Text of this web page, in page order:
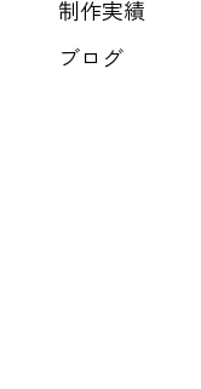
制作実績
ブログ